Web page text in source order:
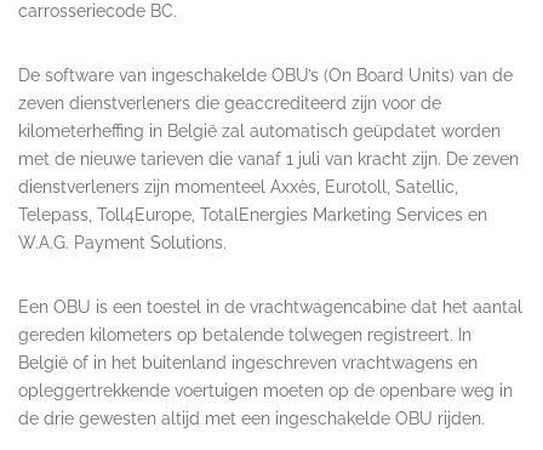
carrosseriecode BC.
De software van ingeschakelde OBU’s (On Board Units) van de
zeven dienstverleners die geaccrediteerd zijn voor de
kilometerheffing in België zal automatisch geüpdatet worden
met de nieuwe tarieven die vanaf 1 juli van kracht zijn. De zeven
dienstverleners zijn momenteel Axxès, Eurotoll, Satellic,
Telepass, Toll4Europe, TotalEnergies Marketing Services en
W.A.G. Payment Solutions.
Een OBU is een toestel in de vrachtwagencabine dat het aantal
gereden kilometers op betalende tolwegen registreert. In
België of in het buitenland ingeschreven vrachtwagens en
opleggertrekkende voertuigen moeten op de openbare weg in
de drie gewesten altijd met een ingeschakelde OBU rijden.